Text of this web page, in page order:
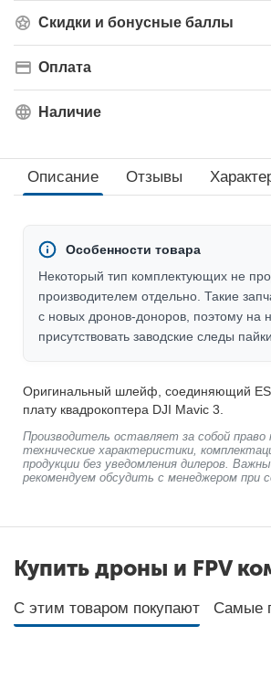
Скидки и бонусные баллы
Оплата
Наличие
Описание Отзывы
Особенности товара
Некоторый тип комплектующих не
производителем отдельно. Такие
с новых дронов-доноров, поэтому на
присутствовать заводские следы
Оригинальный шлейф, соединяющий
плату квадрокоптера DJI Mavic 3.
Производитель оставляет за собой право
технические характеристики,
продукции без уведомления дилеров.
рекомендуем обсудить с менеджером при
Купить дроны и FPV
С этим товаром покупают Самые